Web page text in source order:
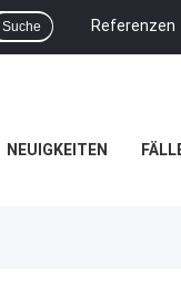
Referenzen
Suche
NEUIGKEITEN